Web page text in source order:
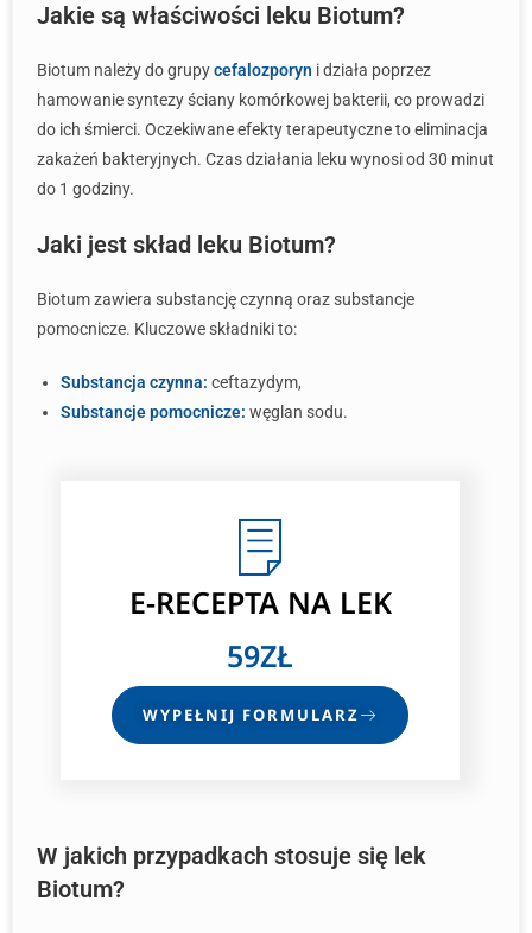
Jakie są właściwości leku Biotum?
Biotum należy do grupycefalozporyn i działa poprzez
hamowanie syntezy ściany komórkowej bakterii, co prowadzi
do ich śmierci. Oczekiwane efekty terapeutyczne to eliminacja
zakażeń bakteryjnych. Czas działania leku wynosi od 30 minut
do 1 godziny.
Jaki jest skład leku Biotum?
Biotum zawiera substancję czynną oraz substancje
pomocnicze. Kluczowe składniki to:
Substancja czynna: ceftazydym,
Substancje pomocnicze: węglan sodu.
E-RECEPTANA LEK
59ZŁ
WYPEŁNIJ FORMULARZ
W jakich przypadkach stosuje się lek
Biotum?